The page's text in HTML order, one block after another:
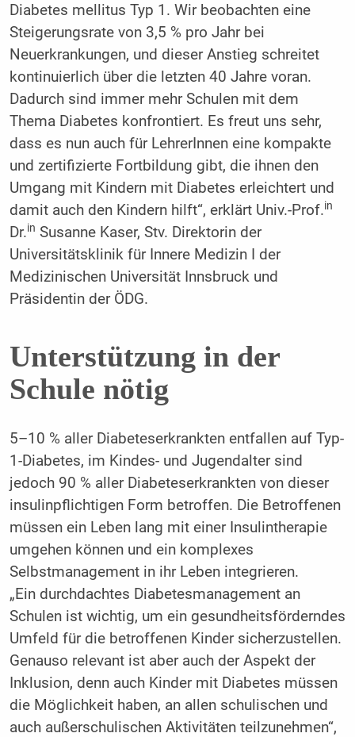
Diabetes mellitus Typ 1. Wir beobachten eine
Steigerungsrate von 3,5 % pro Jahr bei
Neuerkrankungen, und dieser Anstieg schreitet
kontinuierlich über die letzten 40 Jahre voran.
Dadurch sind immer mehr Schulen mit dem
Thema Diabetes konfrontiert. Es freut uns sehr,
dass es nun auch für LehrerInnen eine kompakte
und zertifizierte Fortbildung gibt, die ihnen den
Umgang mit Kindern mit Diabetes erleichtert und
damit auch den Kindern hilft“, erklärt Univ.-Prof.in
Dr.in Susanne Kaser, Stv. Direktorin der
Universitätsklinik für Innere Medizin I der
Medizinischen Universität Innsbruck und
Präsidentin der ÖDG.
Unterstützung in der
Schule nötig
5–10 % aller Diabeteserkrankten entfallen auf Typ-
1-Diabetes, im Kindes- und Jugendalter sind
jedoch 90 % aller Diabeteserkrankten von dieser
insulinpflichtigen Form betroffen. Die Betroffenen
müssen ein Leben lang mit einer Insulintherapie
umgehen können und ein komplexes
Selbstmanagement in ihr Leben integrieren.
„Ein durchdachtes Diabetesmanagement an
Schulen ist wichtig, um ein gesundheitsförderndes
Umfeld für die betroffenen Kinder sicherzustellen.
Genauso relevant ist aber auch der Aspekt der
Inklusion, denn auch Kinder mit Diabetes müssen
die Möglichkeit haben, an allen schulischen und
auch außerschulischen Aktivitäten teilzunehmen“,